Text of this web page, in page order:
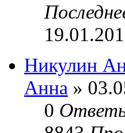
Никулин
Анна »
0